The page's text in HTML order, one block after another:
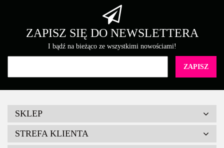
ZAPISZ SIĘ DO NEWSLETTERA
I bądź na bieżąco ze wszystkimi nowościami!
SKLEP
STREFA KLIENTA